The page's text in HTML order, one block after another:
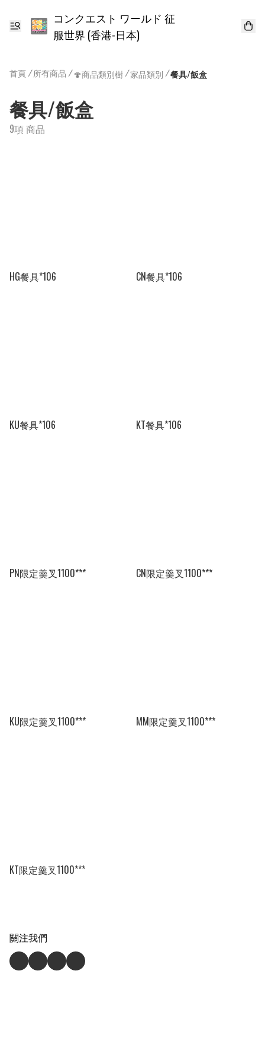
コンクエスト ワールド 征
服世界 (香港-日本)
首頁/所有商品 /🍄商品類別樹/家品類別 /餐具/飯盒
餐具/飯盒
9項 商品
HG餐具*106 CN餐具*106
KU餐具*106 KT餐具*106
PN限定羹叉1100*** CN限定羹叉1100***
KU限定羹叉1100*** MM限定羹叉1100***
KT限定羹叉1100***
關注我們